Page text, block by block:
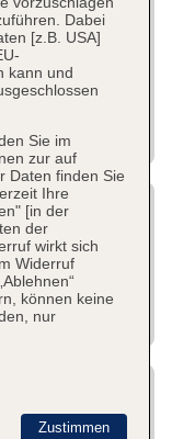
Dabei
[z.B. USA]
kann und
Sie im
zur auf
Daten finden Sie
Ihre
[in der
der
wirkt sich
Widerruf
können keine
nur
Zustimmen